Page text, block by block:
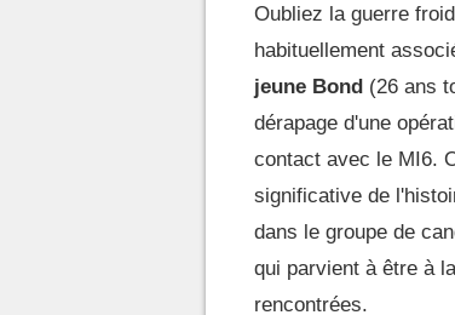
Oubliez la guerre
habituellement
jeune Bond (26 ans
dérapage d'une
contact avec le MI6.
significative de
dans le groupe de
qui parvient à être à
rencontrées.